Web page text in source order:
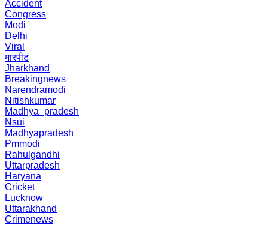
Accident
Congress
Modi
Delhi
Viral
मारपीट
Jharkhand
Breakingnews
Narendramodi
Nitishkumar
Madhya_pradesh
Nsui
Madhyapradesh
Pmmodi
Rahulgandhi
Uttarpradesh
Haryana
Cricket
Lucknow
Uttarakhand
Crimenews